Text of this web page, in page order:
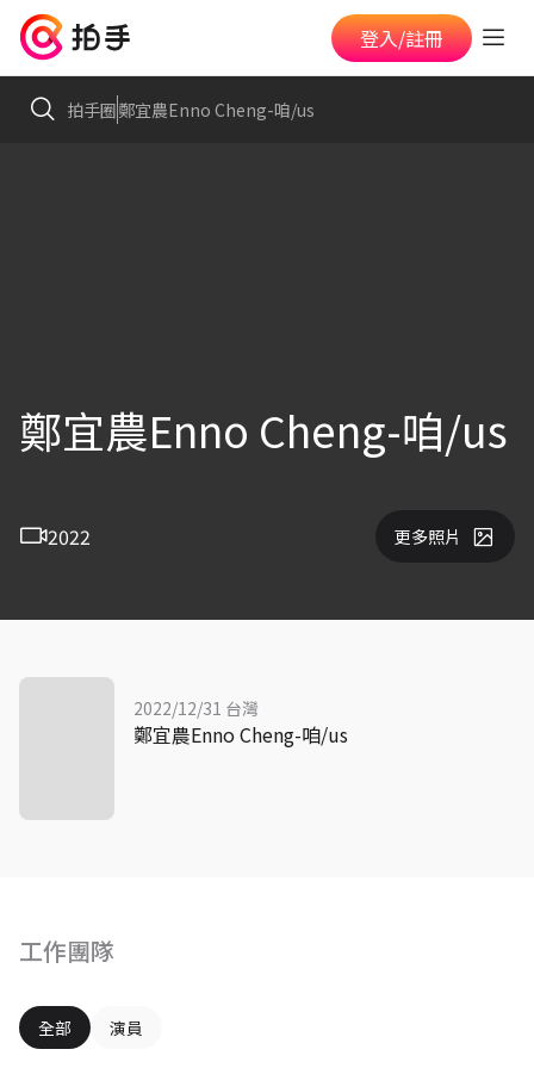
登入/註冊
拍手圈鄭宜農Enno Cheng-咱/us
鄭宜農Enno Cheng-咱/us
2022 更多照片
工作團隊
全部 演員
2022/12/31 台灣
鄭宜農Enno Cheng-咱/us